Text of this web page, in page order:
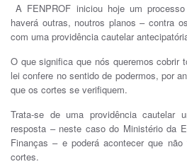
A FENPROF iniciou hoje um
haverá outras, noutros planos – contra
com uma providência cautelar
O que significa que nós queremos cobrir
lei confere no sentido de podermos, por
que os cortes se verifiquem.
Trata-se de uma providência cautelar
resposta – neste caso do Ministério da
Finanças – e poderá acontecer que
cortes.